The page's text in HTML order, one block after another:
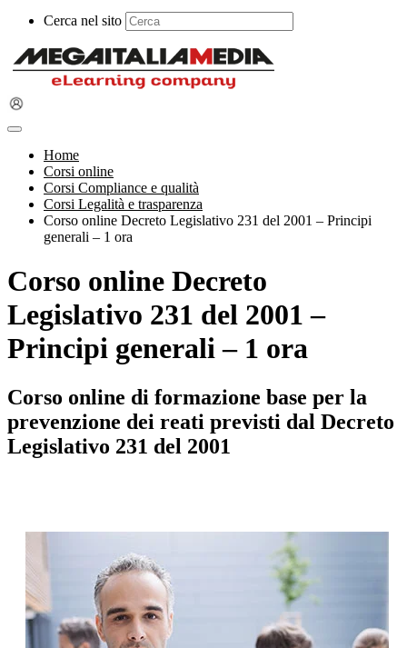
Cerca nel sito
Home
Corsi online
Corsi Compliance e qualità
Corsi Legalità e trasparenza
Corso online Decreto Legislativo 231 del 2001 – Principi
generali – 1 ora
Corso online Decreto
Legislativo 231 del 2001 –
Principi generali – 1 ora
Corso online di formazione base per la
prevenzione dei reati previsti dal Decreto
Legislativo 231 del 2001